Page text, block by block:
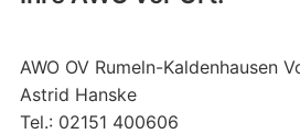
AWO OV Rumeln-Kaldenhausen
Astrid Hanske
Tel.: 02151 400606